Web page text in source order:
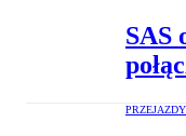
SAS
PRZEJAZDY